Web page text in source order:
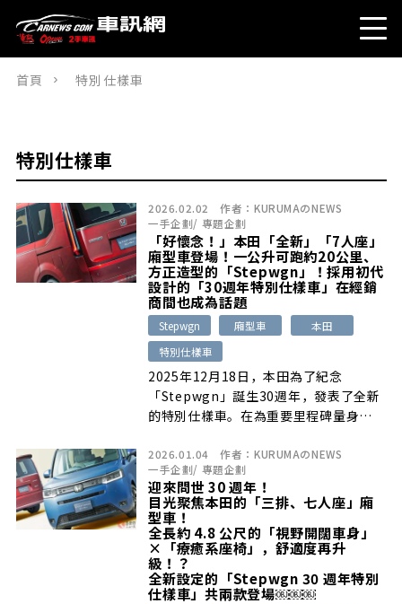
首頁 特別仕樣車
特別仕樣車
2026.02.02 作者： KURUMAのNEWS
一手企劃/ 專題企劃
「好懷念！」本田「全新」「7人座」
廂型車登場！一公升可跑約20公里、
方正造型的「Stepwgn」！採用初代
設計的「30週年特別仕樣車」在經銷
商間也成為話題
Stepwgn 廂型車
本田
特別仕樣車
2025年12月18日，本田為了紀念
「Stepwgn」誕生30週年，發表了全新
的特別仕樣車。在為重要里程碑量身
2026.01.04 作者： KURUMAのNEWS
一手企劃/ 專題企劃
迎來問世 30 週年！
目光聚焦本田的「三排、七人座」廂
型車！
全長約 4.8 公尺的「視野開闊車身」
×「療癒系座椅」，舒適度再升
級！？
全新設定的「Stepwgn 30 週年特別
仕樣車」共兩款登場￼￼￼